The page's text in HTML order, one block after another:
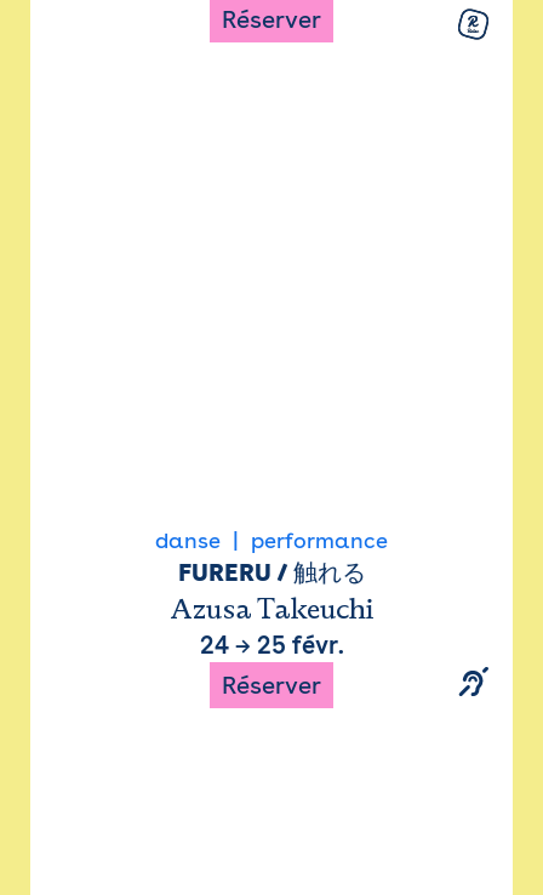
Réserver
danse performance
FURERU / 触れる
Azusa Takeuchi
24→ 25 févr.
Réserver